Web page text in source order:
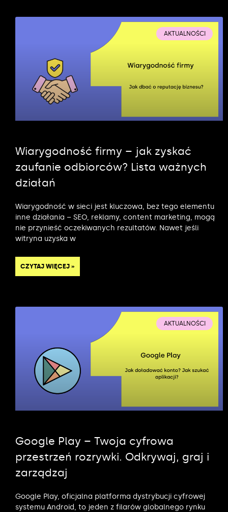
AKTUALNOŚCI
Wiarygodność firmy – jak zyskać
zaufanie odbiorców? Lista ważnych
działań
Wiarygodność w sieci jest kluczowa, bez tego elementu
inne działania – SEO, reklamy, content marketing, mogą
nie przynieść oczekiwanych rezultatów. Nawet jeśli
witryna uzyska w
CZYTAJ WIĘCEJ »
AKTUALNOŚCI
Google Play – Twoja cyfrowa
przestrzeń rozrywki. Odkrywaj, graj i
zarządzaj
Google Play, oficjalna platforma dystrybucji cyfrowej
systemu Android, to jeden z filarów globalnego rynku